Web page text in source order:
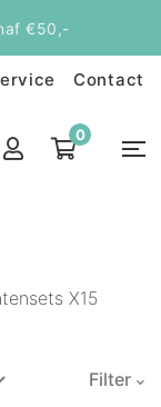
€50,-
Contact
0
X15
Filter